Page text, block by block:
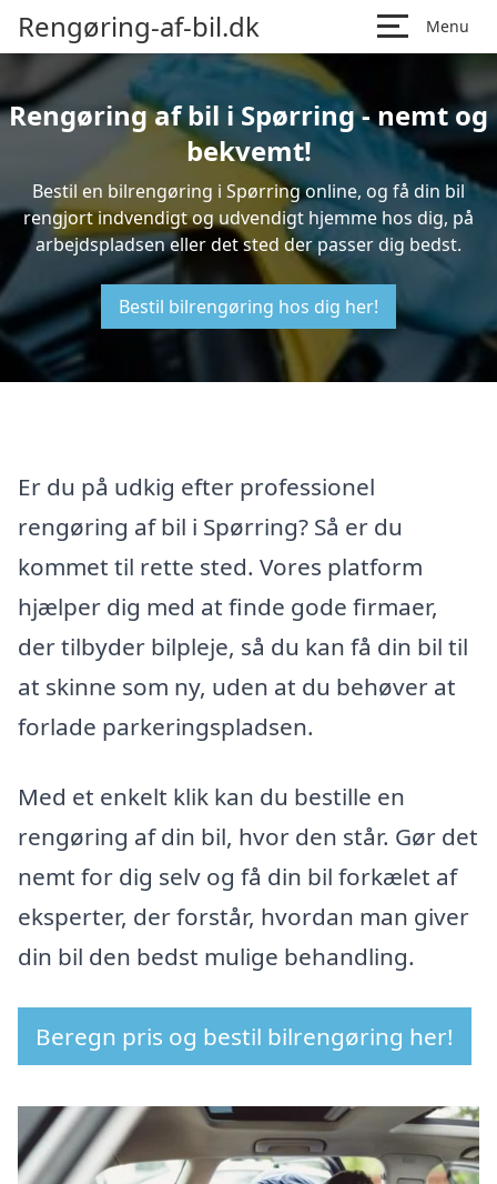
Rengøring-af-bil.dk Menu
Rengøring af bil i Spørring - nemt og
bekvemt!
Bestil en bilrengøring i Spørring online, og få din bil
rengjort indvendigt og udvendigt hjemme hos dig, på
arbejdspladsen eller det sted der passer dig bedst.
Bestil bilrengøring hos dig her!
Er du på udkig efter professionel
rengøring af bil i Spørring? Så er du
kommet til rette sted. Vores platform
hjælper dig med at finde gode firmaer,
der tilbyder bilpleje, så du kan få din bil til
at skinne som ny, uden at du behøver at
forlade parkeringspladsen.
Med et enkelt klik kan du bestille en
rengøring af din bil, hvor den står. Gør det
nemt for dig selv og få din bil forkælet af
eksperter, der forstår, hvordan man giver
din bil den bedst mulige behandling.
Beregn pris og bestil bilrengøring her!